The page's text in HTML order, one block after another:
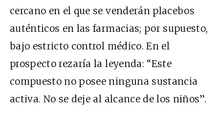
cercano en el que se venderán placebos
auténticos en las farmacias; por supuesto,
bajo estricto control médico. En el
prospecto rezaría la leyenda: “Este
compuesto no posee ninguna sustancia
activa. No se deje al alcance de los niños”.